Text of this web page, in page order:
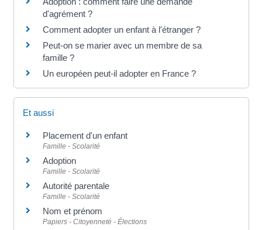
d'agrément ?
Comment adopter un enfant à l'étranger ?
Peut-on se marier avec un membre de sa
famille ?
Un européen peut-il adopter en France ?
Et aussi
Placement d'un enfant
Famille - Scolarité
Adoption
Famille - Scolarité
Autorité parentale
Famille - Scolarité
Nom et prénom
Papiers - Citoyenneté - Élections